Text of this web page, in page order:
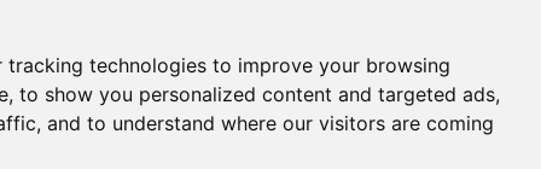
tracking technologies to improve your browsing
to show you personalized content and targeted ads,
and to understand where our visitors are coming